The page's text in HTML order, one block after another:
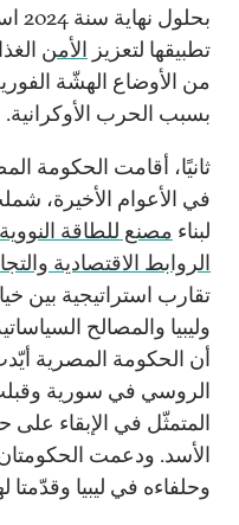
تطبيقها لتعزيز الأمن
من الأوضاع الهشّة
بسبب الحرب الأوكرانية.
ثانيًا، أقامت الحكومة
في الأعوام الأخيرة،
لبناء مصنع للطاقة النووية
الروابط الاقتصادية
تقارب استراتيجية بين
وليبيا والمصالح
أن الحكومة المصرية
الروسي في سورية
المتمثّل في الإبقاء
الأسد. ودعمت الحكومتان
وحلفاءه في ليبيا